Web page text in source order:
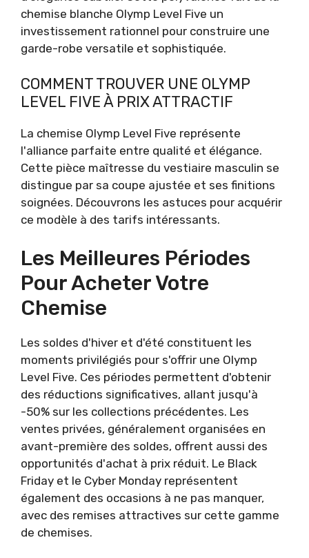
chemise blanche Olymp Level Five un
investissement rationnel pour construire une
garde-robe versatile et sophistiquée.
COMMENT TROUVER UNE OLYMP
LEVEL FIVE À PRIX ATTRACTIF
La chemise Olymp Level Five représente
l'alliance parfaite entre qualité et élégance.
Cette pièce maîtresse du vestiaire masculin se
distingue par sa coupe ajustée et ses finitions
soignées. Découvrons les astuces pour acquérir
ce modèle à des tarifs intéressants.
Les Meilleures Périodes
Pour Acheter Votre
Chemise
Les soldes d'hiver et d'été constituent les
moments privilégiés pour s'offrir une Olymp
Level Five. Ces périodes permettent d'obtenir
des réductions significatives, allant jusqu'à
-50% sur les collections précédentes. Les
ventes privées, généralement organisées en
avant-première des soldes, offrent aussi des
opportunités d'achat à prix réduit. Le Black
Friday et le Cyber Monday représentent
également des occasions à ne pas manquer,
avec des remises attractives sur cette gamme
de chemises.